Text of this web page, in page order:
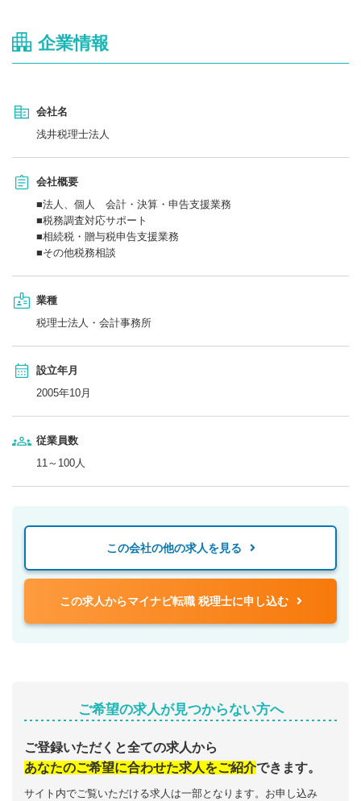
企業情報
会社名
浅井税理士法人
会社概要
■法人、個人 会計・決算・申告支援業務
■税務調査対応サポート
■相続税・贈与税申告支援業務
■その他税務相談
業種
税理士法人・会計事務所
設立年月
2005年10月
従業員数
11～100人
この会社の他の求人を見る
この求人からマイナビ転職 税理士に申し込む
ご希望の求人が見つからない方へ
ご登録いただくと全ての求人から
あなたのご希望に合わせた求人をご紹介できます。
サイト内でご覧いただける求人は一部となります。お申し込み